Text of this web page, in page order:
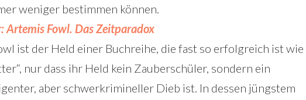
weniger bestimmen können.
Artemis Fowl. Das Zeitparadox
ist der Held einer Buchreihe, die fast so erfolgreich ist wie
nur dass ihr Held kein Zauberschüler, sondern ein
aber schwerkrimineller Dieb ist. In dessen jüngstem